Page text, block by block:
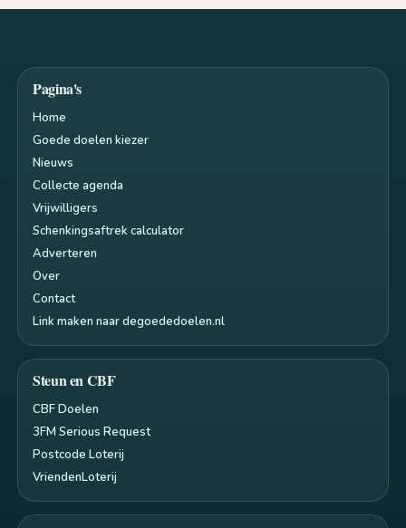
Pagina's
Home
Goede doelen kiezer
Nieuws
Collecte agenda
Vrijwilligers
Schenkingsaftrek calculator
Adverteren
Over
Contact
Link maken naar degoededoelen.nl
Steun en CBF
CBF Doelen
3FM Serious Request
Postcode Loterij
VriendenLoterij